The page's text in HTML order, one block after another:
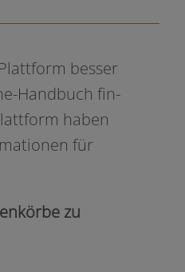
bes­ser
Handbuch fin­
haben
für
zu